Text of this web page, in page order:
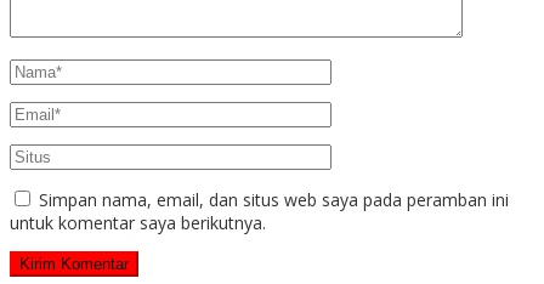
Simpan nama, email, dan situs web saya pada peramban ini
untuk komentar saya berikutnya.